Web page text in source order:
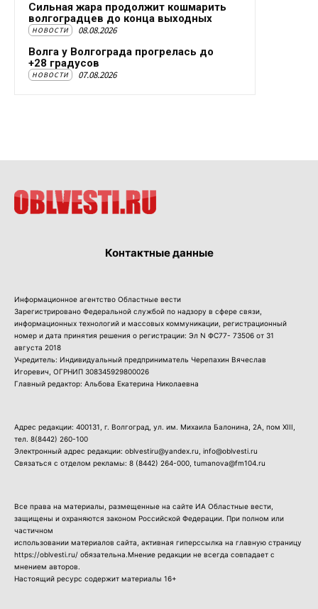
Сильная жара продолжит кошмарить
волгоградцев до конца выходных
НОВОСТИ 08.08.2026
Волга у Волгограда прогрелась до
+28 градусов
НОВОСТИ 07.08.2026
Контактные данные
Информационное агентство Областные вести
Зарегистрировано Федеральной службой по надзору в сфере связи,
информационных технологий и массовых коммуникации, регистрационный
номер и дата принятия решения о регистрации: Эл N ФС77- 73506 от 31
августа 2018
Учредитель: Индивидуальный предприниматель Черепахин Вячеслав
Игоревич, ОГРНИП 308345929800026
Главный редактор: Альбова Екатерина Николаевна
Адрес редакции: 400131, г. Волгоград, ул. им. Михаила Балонина, 2А, пом XIII,
тел. 8(8442) 260-100
Электронный адрес редакции: oblvestiru@yandex.ru, info@oblvesti.ru
Связаться с отделом рекламы: 8 (8442) 264-000 , tumanova@fm104.ru
Все права на материалы, размещенные на сайте ИА Областные вести,
защищены и охраняются законом Российской Федерации. При полном или
частичном
использовании материалов сайта, активная гиперссылка на главную страницу
https://oblvesti.ru/ обязательна.Мнение редакции не всегда совпадает с
мнением авторов.
Настоящий ресурс содержит материалы 16+